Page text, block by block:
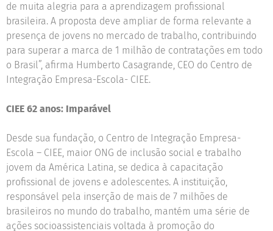
de muita alegria para a aprendizagem profissional
brasileira. A proposta deve ampliar de forma relevante a
presença de jovens no mercado de trabalho, contribuindo
para superar a marca de 1 milhão de contratações em todo
o Brasil”, afirma Humberto Casagrande, CEO do Centro de
Integração Empresa-Escola- CIEE.
CIEE 62 anos: Imparável
Desde sua fundação, o Centro de Integração Empresa-
Escola – CIEE, maior ONG de inclusão social e trabalho
jovem da América Latina, se dedica à capacitação
profissional de jovens e adolescentes. A instituição,
responsável pela inserção de mais de 7 milhões de
brasileiros no mundo do trabalho, mantém uma série de
ações socioassistenciais voltada à promoção do